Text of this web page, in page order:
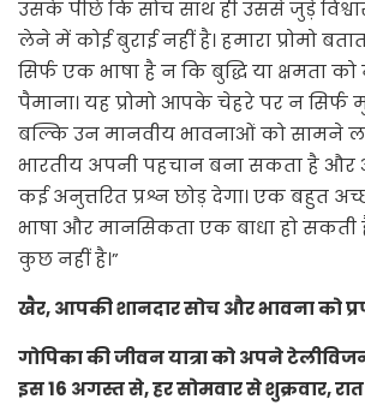
उसके पीछे कि सोच साथ ही उससे जुड़े
लेने में कोई बुराई नहीं है। हमारा प्रोमो
सिर्फ एक भाषा है न कि बुद्धि या क्षमता
पैमाना। यह प्रोमो आपके चेहरे पर न सिर्फ
बल्कि उन मानवीय भावनाओं को सामने
भारतीय अपनी पहचान बना सकता है
कई अनुत्तरित प्रश्न छोड़ देगा। एक बहुत
भाषा और मानसिकता एक बाधा हो
कुछ नहीं है।”
खैर, आपकी शानदार सोच और भावना को
गोपिका की जीवन यात्रा को अपने
इस 16 अगस्त से, हर सोमवार से शुक्रवार,